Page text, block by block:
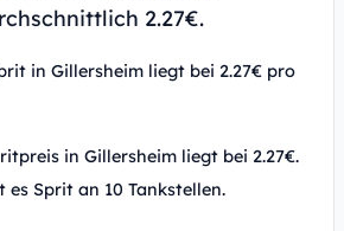
2.27€.
in Gillersheim liegt bei 2.27€ pro
in Gillersheim liegt bei 2.27€.
Sprit an 10 Tankstellen.